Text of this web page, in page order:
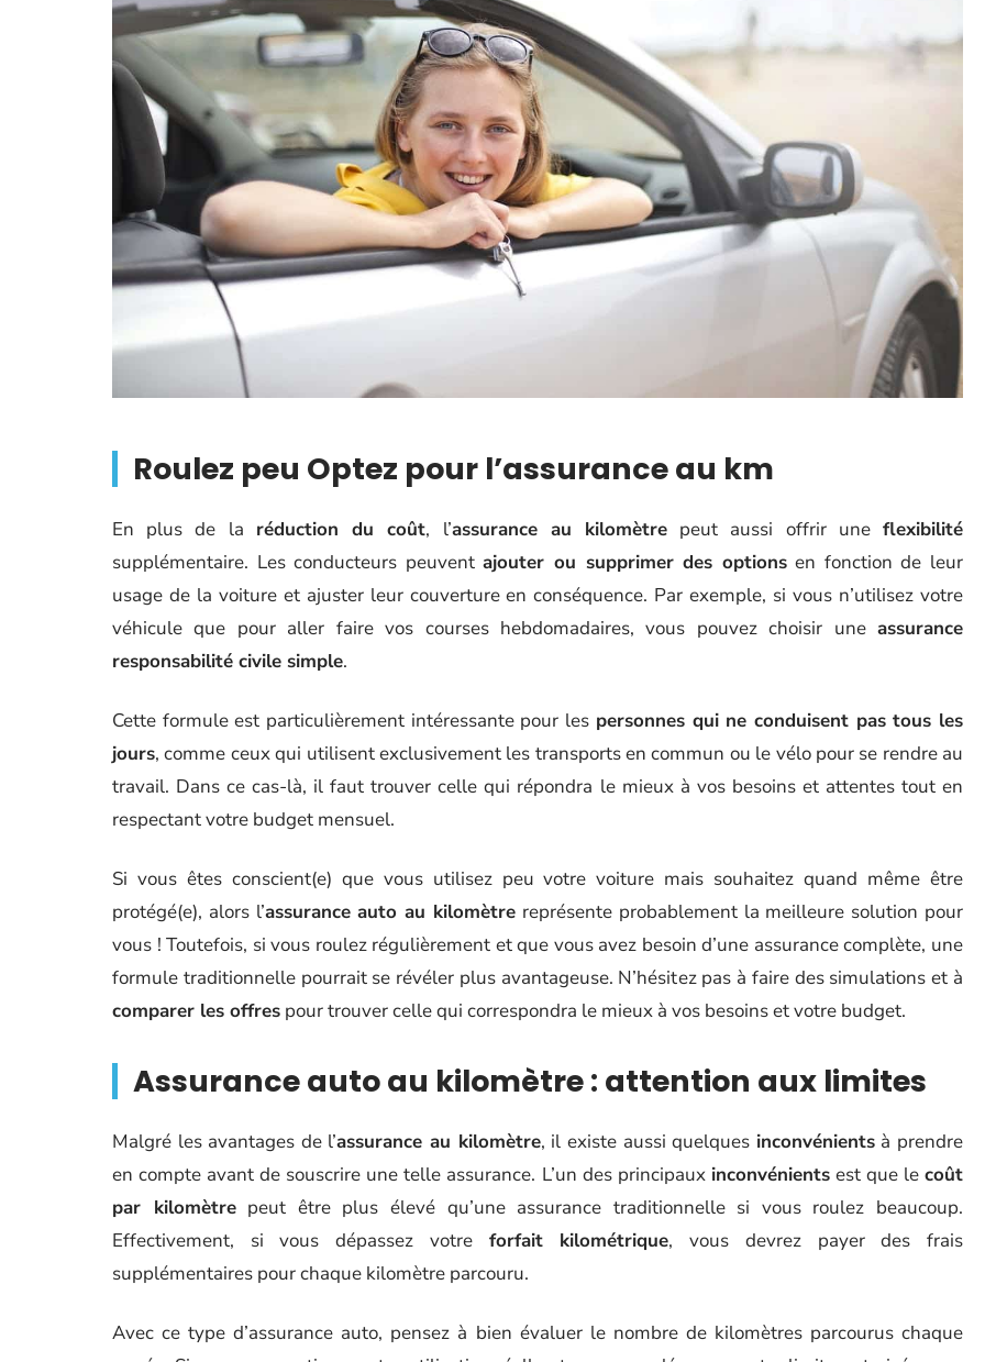
Roulez peu Optez pour l’assurance au km
En plus de la réduction du coût, l’assurance au kilomètrepeut aussi offrir uneflexibilité
supplémentaire. Les conducteurs peuventajouter ou supprimer des optionsen fonction de leur
usage de la voiture et ajuster leur couverture en conséquence. Par exemple, si vous n’utilisez votre
véhicule que pour aller faire vos courses hebdomadaires, vous pouvez choisir une assurance
responsabilité civile simple.
Cette formule est particulièrement intéressante pour les personnes qui ne conduisent pas tous les
jours, comme ceux qui utilisent exclusivement les transports en commun ou le vélo pour se rendre au
travail. Dans ce cas-là, il faut trouver celle qui répondra le mieux à vos besoins et attentes tout en
respectant votre budget mensuel.
Si vous êtes conscient(e) que vous utilisez peu votre voiture mais souhaitez quand même être
protégé(e), alors l’assurance auto au kilomètre représente probablement la meilleure solution pour
vous ! Toutefois, si vous roulez régulièrement et que vous avez besoin d’une assurance complète, une
formule traditionnelle pourrait se révéler plus avantageuse. N’hésitez pas à faire des simulations et à
comparer les offres pour trouver celle qui correspondra le mieux à vos besoins et votre budget.
Assurance auto au kilomètre : attention aux limites
Malgré les avantages de l’assurance au kilomètre, il existe aussi quelques inconvénientsà prendre
en compte avant de souscrire une telle assurance. L’un des principaux inconvénientsest que lecoût
par kilomètrepeut être plus élevé qu’une assurance traditionnelle si vous roulez beaucoup.
Effectivement, si vous dépassez votre forfait kilométrique, vous devrez payer des frais
supplémentaires pour chaque kilomètre parcouru.
Avec ce type d’assurance auto, pensez à bien évaluer le nombre de kilomètres parcourus chaque